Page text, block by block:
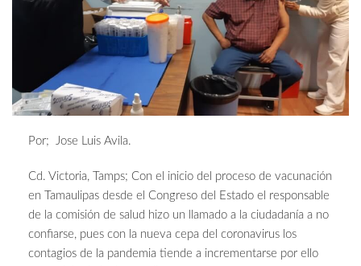
Por; Jose Luis Avila.
Cd. Victoria, Tamps; Con el inicio del proceso de vacunación
en Tamaulipas desde el Congreso del Estado el responsable
de la comisión de salud hizo un llamado a la ciudadanía a no
confiarse, pues con la nueva cepa del coronavirus los
contagios de la pandemia tiende a incrementarse por ello